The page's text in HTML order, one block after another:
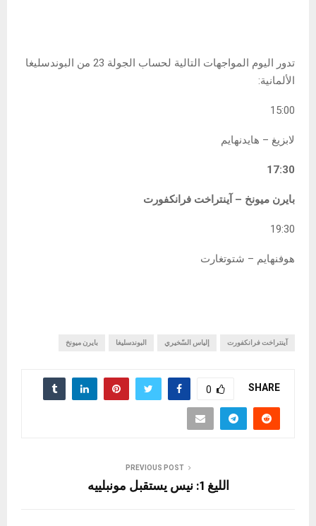
تدور اليوم المواجهات التالية لحساب الجولة 23 من البوندسليغا
الألمانية:
15:00
لابزيغ – هايدنهايم
17:30
بايرن ميونخ – آينتراخت فرانكفورت
19:30
هوفنهايم – شتوتغارت
آينتراخت فرانكفورت إلياس السّخيري البوندسليغا بايرن ميونخ
SHARE
0
PREVIOUS POST
الليغ 1: نيس يستقبل مونبلييه